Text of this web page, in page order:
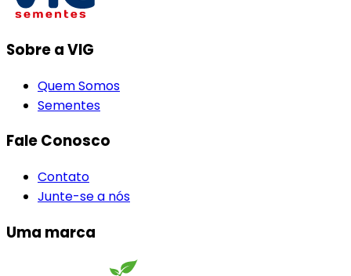
Sobre a VIG
Quem Somos
Sementes
Fale Conosco
Contato
Junte-se a nós
Uma marca